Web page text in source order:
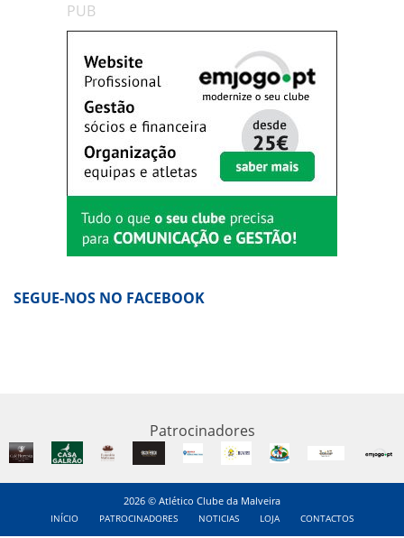
PUB
SEGUE-NOS NO FACEBOOK
Patrocinadores
2026 © Atlético Clube da Malveira
INÍCIO PATROCINADORES NOTICIAS LOJA CONTACTOS